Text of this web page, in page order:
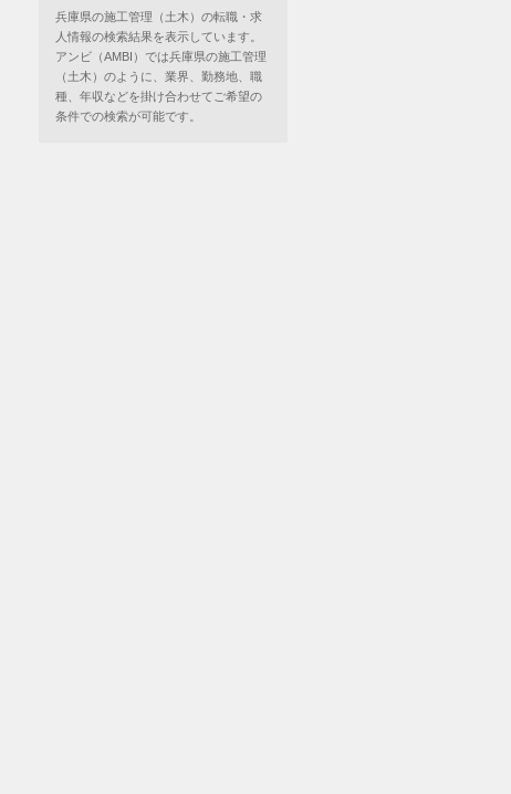
兵庫県の施工管理（土木）の転職・求
人情報の検索結果を表示しています。
アンビ（AMBI）では兵庫県の施工管理
（土木）のように、業界、勤務地、職
種、年収などを掛け合わせてご希望の
条件での検索が可能です。